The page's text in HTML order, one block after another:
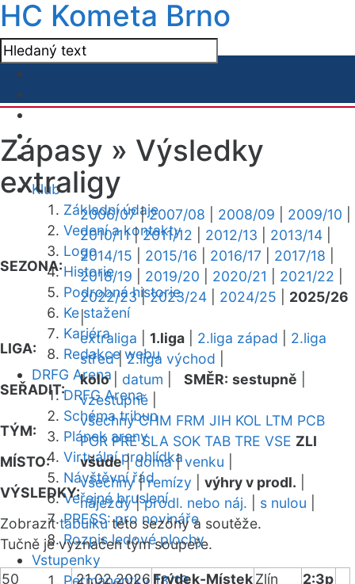
HC Kometa Brno
Klub
Základní údaje
Vedení a kontakty
Logo
Historie
Podrobná historie
Ke stažení
Kariéra
Redakce webu
DRFG Arena
DRFG Arena
Schéma tribun
Plánek areny
Virtuální prohlídka
Návštěvní řád
Veřejné bruslení
PRESS: pro novináře
Rozpis ledové plochy
Vstupenky
Permanentky 18/19
Zápasy » Výsledky
extraligy
SEZONA:
2006/07|2007/08 2008/09 2009/10
2010/11|2011/12 2012/13 2013/14
2014/15
2015/16 2016/17 2017/18
2018/19
2019/20 2020/21 2021/22
2022/23|2023/24 2024/25
2025/26
|
LIGA:
extraliga 1.liga 2.liga západ
2.liga
střed|2.liga východ
SEŘADIT:
kolo| datum SMĚR: sestupně
vzestupně
TÝM:
všechny CHM FRM JIH KOL LTM PCB
POR PRE SLA SOK TAB TRE VSE ZLI
MÍSTO:
všude|doma|venku
VÝSLEDKY:
všechny|remízy výhry v prodl.
nájezdy|prodl. nebo náj. s nulou
Zobrazittabulkutéto sezóny a soutěže.
Tučně je vyznačen tým soupeře.
50 21.02.2026 Frýdek-MístekZlín
2:3p